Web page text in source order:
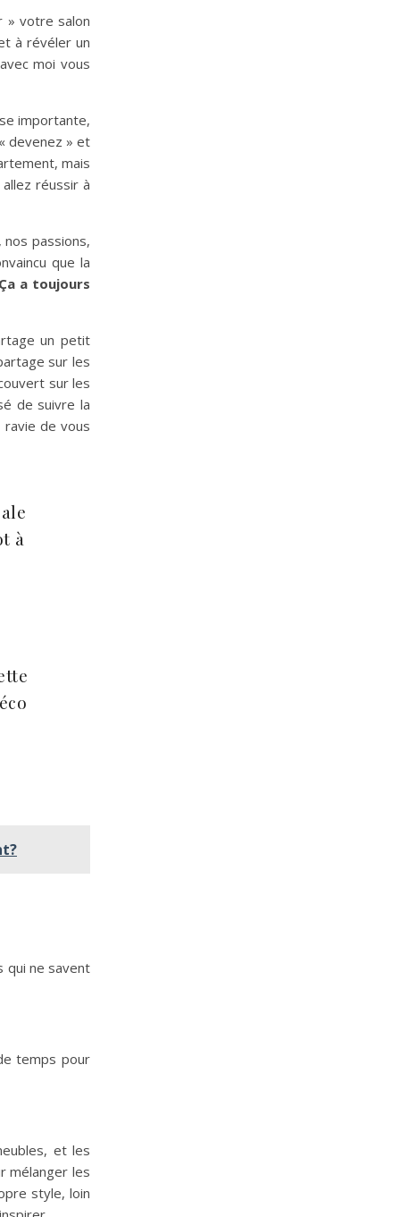
» votre salon
à révéler un
moi vous
importante,
devenez » et
mais
réussir à
passions,
que la
a toujours
un petit
sur les
sur les
de suivre la
ravie de vous
à
qui ne savent
temps pour
et les
mélanger les
style, loin